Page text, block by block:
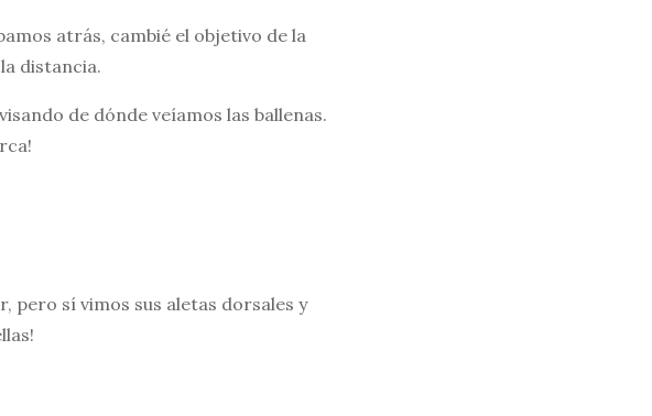
atrás, cambié el objetivo de la
distancia.
de dónde veíamos las ballenas.
pero sí vimos sus aletas dorsales y